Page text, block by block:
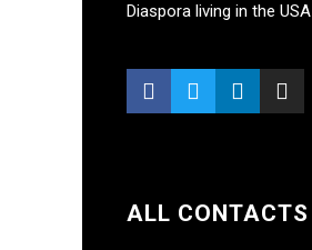
Diaspora living in the USA
ALL CONTACTS